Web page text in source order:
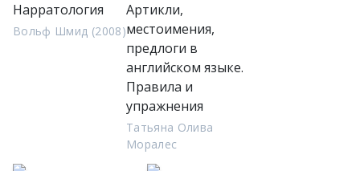
Нарратология
Вольф Шмид (2008)
Артикли,
местоимения,
предлоги в
английском языке.
Правила и
упражнения
Татьяна Олива
Моралес